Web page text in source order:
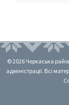
© 2026 Черкаська
адміністрації. Всі